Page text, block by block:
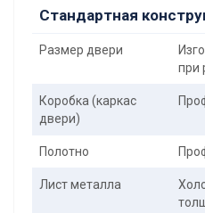
Стандартная
Размер двери
при
Коробка (каркас
двери)
Полотно
Лист металла